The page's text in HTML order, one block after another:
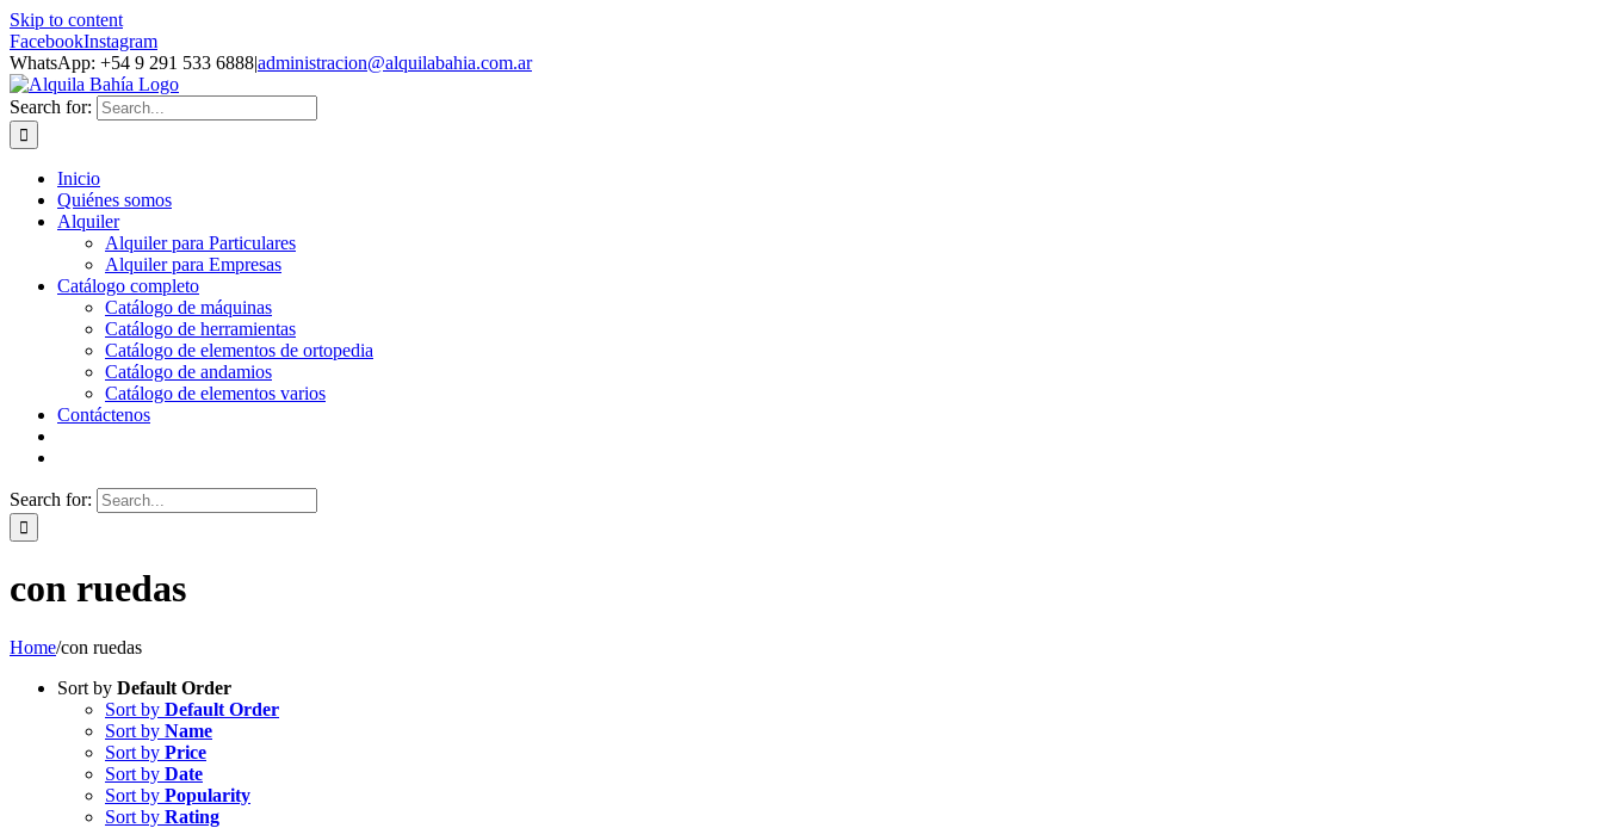
Skip to content
FacebookInstagram
WhatsApp: +54 9 291 533 6888|administracion@alquilabahia.com.ar
Search for:
Inicio
Quiénes somos
Alquiler
Alquiler para Particulares
Alquiler para Empresas
Catálogo completo
Catálogo de máquinas
Catálogo de herramientas
Catálogo de elementos de ortopedia
Catálogo de andamios
Catálogo de elementos varios
Contáctenos
Search for:
con ruedas
Home/con ruedas
Sort by Default Order
Sort by Default Order
Sort by Name
Sort by Price
Sort by Date
Sort by Popularity
Sort by Rating